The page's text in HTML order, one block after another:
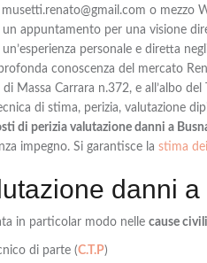
musetti.renato@gmail.com o
un appuntamento per una visione
personale e diretta
conoscenza del mercato
Massa Carrara n.372, e all’albo
di stima, perizia, valutazione
di perizia valutazione danni a
impegno. Si garantisce la stima
danni
in particolar modo nelle cause civili
di parte (C.T.P)